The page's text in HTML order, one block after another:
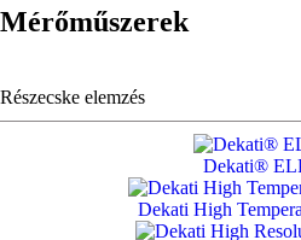
Mérőműszerek
Részecske elemzés
Dekati®
Dekati High